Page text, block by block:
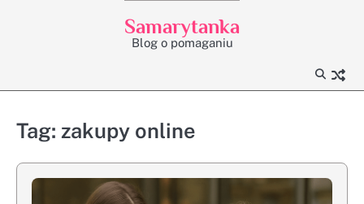
Samarytanka
Blog o pomaganiu
Tag: zakupy online